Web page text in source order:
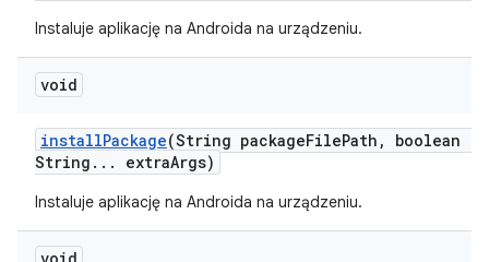
Instaluje aplikację na Androida na urządzeniu.
void
installPackage(String packageFilePath ,
boolean
String . . . extraArgs)
Instaluje aplikację na Androida na urządzeniu.